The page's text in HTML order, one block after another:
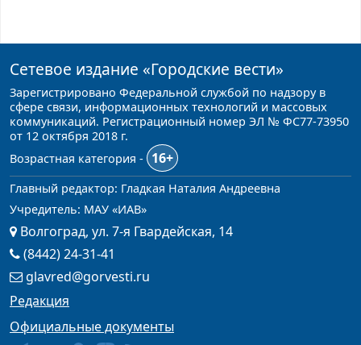
Сетевое издание «Городские вести»
Зарегистрировано Федеральной службой по надзору в
сфере связи, информационных технологий и массовых
коммуникаций. Регистрационный номер ЭЛ № ФС77-73950
от 12 октября 2018 г.
Возрастная категория -
16+
Главный редактор: Гладкая Наталия Андреевна
Учредитель: МАУ «ИАВ»
Волгоград, ул. 7-я Гвардейская, 14
(8442) 24-31-41
glavred@gorvesti.ru
Редакция
Официальные документы